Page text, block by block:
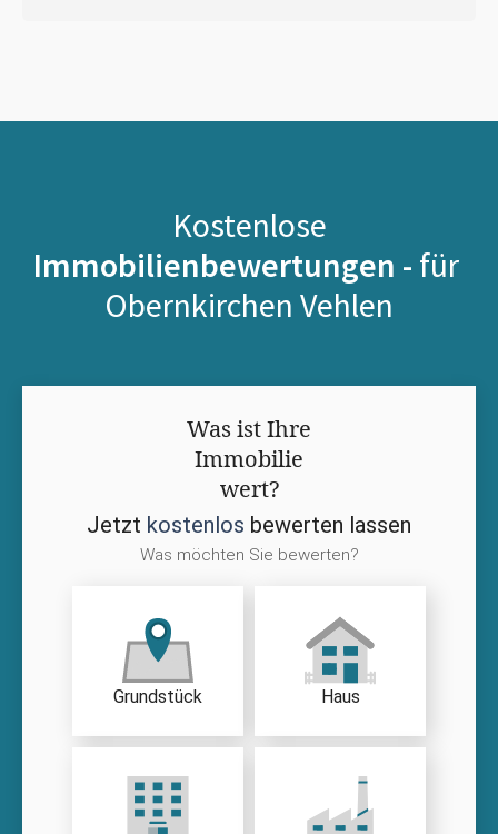
Kostenlose
Immobilienbewertungen - für
Obernkirchen Vehlen
Was ist Ihre
Immobilie
wert?
Jetzt kostenlos bewerten lassen
Was möchten Sie bewerten?
Grundstück Haus